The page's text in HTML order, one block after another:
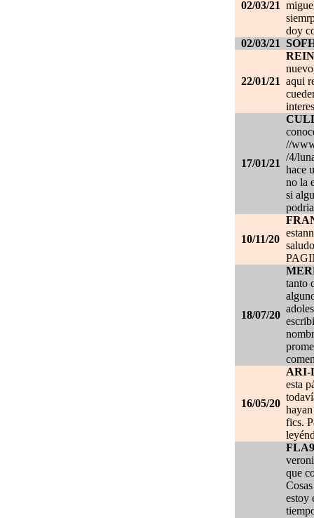
02/03/21
doy
02/03/21
22/01/21 aqui
17/01/21
//
/4/
hace
no la
si
10/11/20
18/07/20
tanto
16/05/20
ARI-
esta
fics.
que
estoy